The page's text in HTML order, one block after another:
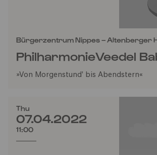
Bürgerzentrum Nippes – Altenberger
PhilharmonieVeedel
»Von Morgenstund' bis Abendstern«
Thu
07.04.2022
11:00